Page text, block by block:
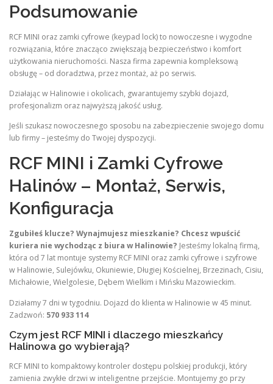
Podsumowanie
RCF MINI oraz zamki cyfrowe (keypad lock) to nowoczesne i wygodne
rozwiązania, które znacząco zwiększają bezpieczeństwo i komfort
użytkowania nieruchomości. Nasza firma zapewnia kompleksową
obsługę – od doradztwa, przez montaż, aż po serwis.
Działając w Halinowie i okolicach, gwarantujemy szybki dojazd,
profesjonalizm oraz najwyższą jakość usług.
Jeśli szukasz nowoczesnego sposobu na zabezpieczenie swojego domu
lub firmy – jesteśmy do Twojej dyspozycji.
RCF MINI i Zamki Cyfrowe
Halinów – Montaż, Serwis,
Konfiguracja
Zgubiłeś klucze? Wynajmujesz mieszkanie? Chcesz wpuścić
kuriera nie wychodząc z biura w Halinowie? Jesteśmy lokalną firmą,
która od 7 lat montuje systemy RCF MINI oraz zamki cyfrowe i szyfrowe
w Halinowie, Sulejówku, Okuniewie, Długiej Kościelnej, Brzezinach, Cisiu,
Michałowie, Wielgolesie, Dębem Wielkim i Mińsku Mazowieckim.
Działamy 7 dni w tygodniu. Dojazd do klienta w Halinowie w 45 minut.
Zadzwoń: 570 933 114
Czym jest RCF MINI i dlaczego mieszkańcy
Halinowa go wybierają?
RCF MINI to kompaktowy kontroler dostępu polskiej produkcji, który
zamienia zwykłe drzwi w inteligentne przejście. Montujemy go przy